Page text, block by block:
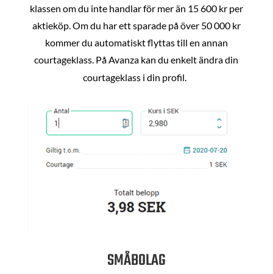
klassen om du inte handlar för mer än 15 600 kr per
aktieköp. Om du har ett sparade på över 50 000 kr
kommer du automatiskt flyttas till en annan
courtageklass. På Avanza kan du enkelt ändra din
courtageklass i din profil.
SMÅBOLAG